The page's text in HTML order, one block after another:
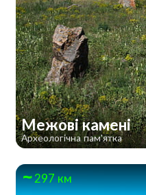
Межові камені
Археологічна пам'ятка
297 км